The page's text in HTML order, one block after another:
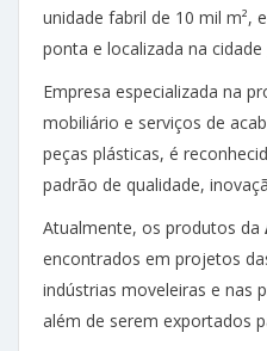
unidade fabril de 10 mil m²,
ponta e localizada na
Empresa especializada na
mobiliário e serviços de
peças plásticas, é
padrão de qualidade,
Atualmente, os produtos da
encontrados em projetos
indústrias moveleiras e nas
além de serem exportados